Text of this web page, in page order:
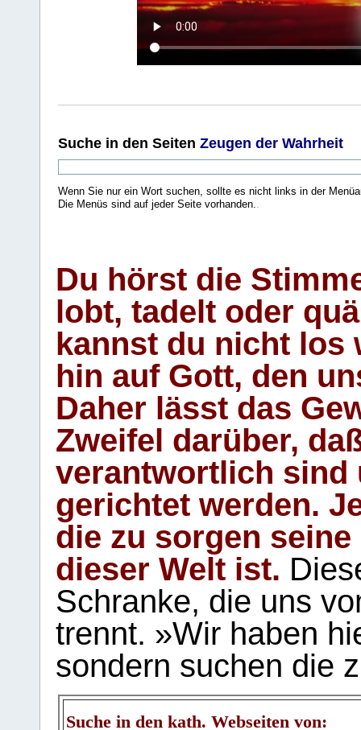
Suche in den Seiten Zeugen der Wahrheit
Wenn Sie nur ein Wort suchen, sollte es nicht links in der
Die Menüs sind auf jeder Seite vorhanden..
Du hörst die
lobt, tadelt oder
kannst du nicht los
hin auf Gott, den
Daher lässt das
Zweifel darüber,
verantwortlich sind
gerichtet werden.
die zu sorgen
dieser Welt ist.
Schranke, die uns
trennt. »Wir haben
sondern suchen die
Suche in den kath. Webseiten von: